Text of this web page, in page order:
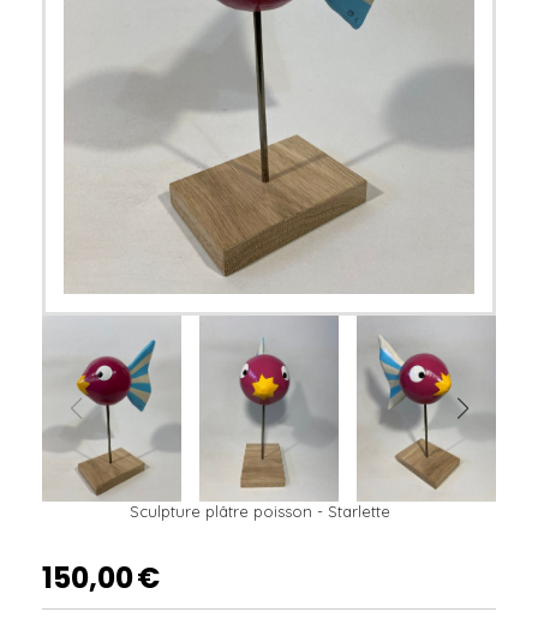
Sculpture plâtre poisson - Starlette
150,00€